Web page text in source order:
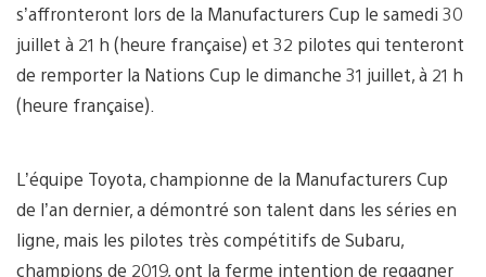
s’affronteront lors de la Manufacturers Cup le samedi 30
juillet à 21 h (heure française) et 32 pilotes qui tenteront
de remporter la Nations Cup le dimanche 31 juillet, à 21 h
(heure française).
L’équipe Toyota, championne de la Manufacturers Cup
de l’an dernier, a démontré son talent dans les séries en
ligne, mais les pilotes très compétitifs de Subaru,
champions de 2019, ont la ferme intention de regagner